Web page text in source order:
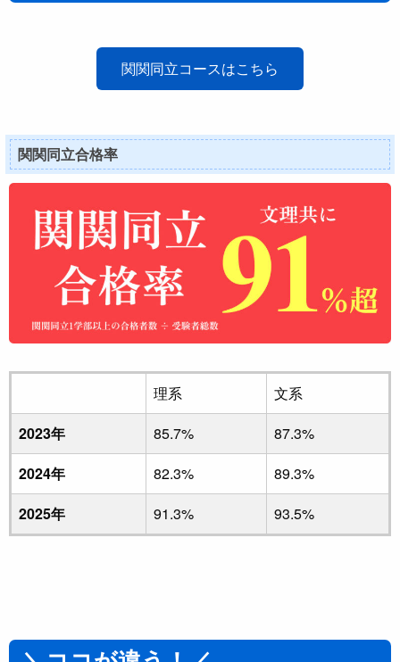
関関同立コースはこちら
関関同立合格率
理系
文系
2023年
85.7%
87.3%
2024年
82.3%
89.3%
2025年
91.3% 93.5%